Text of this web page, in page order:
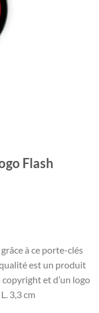
Flash
à ce porte-clés
est un produit
copyright et d’un logo
3,3 cm